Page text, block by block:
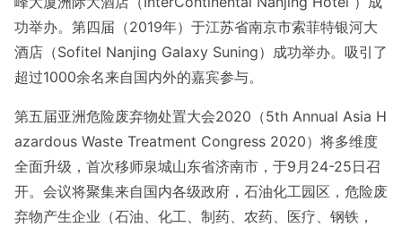
功举办。第四届（2019年）于江苏省南京市索菲特银河大
酒店（Sofitel Nanjing Galaxy Suning）成功举办。吸引了
超过1000余名来自国内外的嘉宾参与。
第五届亚洲危险废弃物处置大会2020（5th Annual Asia H
azardous Waste Treatment Congress 2020）将多维度
全面升级，首次移师泉城山东省济南市，于9月24-25日召
开。会议将聚集来自国内各级政府，石油化工园区，危险废
弃物产生企业（石油、化工、制药、农药、医疗、钢铁，